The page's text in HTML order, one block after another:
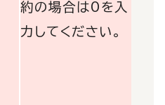
約の場合は0を入
力してください。